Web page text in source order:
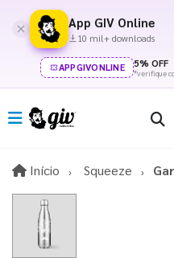
App GIV Online
10 mil+ downloads
APPGIVONLINE 5% OFF
*verifique
Início InícioSqueeze